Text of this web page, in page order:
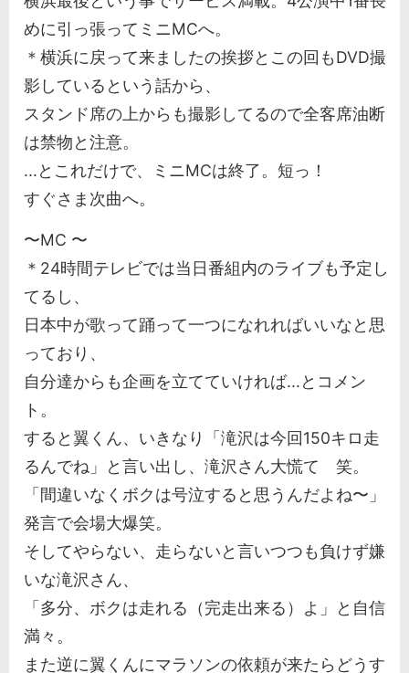
めに引っ張ってミニMCへ。
＊横浜に戻って来ましたの挨拶とこの回もDVD撮
影しているという話から、
スタンド席の上からも撮影してるので全客席油断
は禁物と注意。
...とこれだけで、ミニMCは終了。短っ！
すぐさま次曲へ。
〜MC 〜
＊24時間テレビでは当日番組内のライブも予定し
てるし、
日本中が歌って踊って一つになれればいいなと思
っており、
自分達からも企画を立てていければ...とコメン
ト。
すると翼くん、いきなり「滝沢は今回150キロ走
るんでね」と言い出し、滝沢さん大慌て 笑。
「間違いなくボクは号泣すると思うんだよね〜」
発言で会場大爆笑。
そしてやらない、走らないと言いつつも負けず嫌
いな滝沢さん、
「多分、ボクは走れる（完走出来る）よ」と自信
満々。
また逆に翼くんにマラソンの依頼が来たらどうす